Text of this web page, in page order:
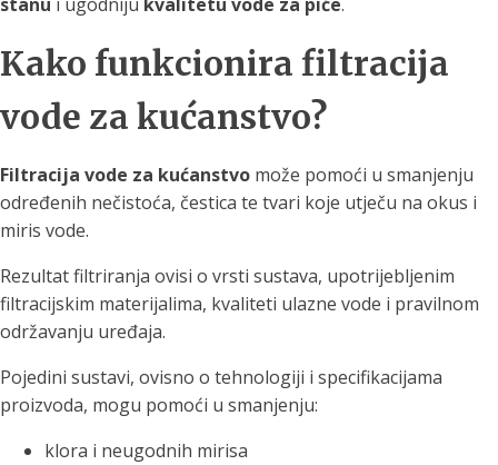
Kako funkcionira filtracija
vode za kućanstvo?
Filtracija vode za kućanstvo može pomoći u smanjenju
određenih nečistoća, čestica te tvari koje utječu na okus i
miris vode.
Rezultat filtriranja ovisi o vrsti sustava, upotrijebljenim
filtracijskim materijalima, kvaliteti ulazne vode i pravilnom
održavanju uređaja.
Pojedini sustavi, ovisno o tehnologiji i specifikacijama
proizvoda, mogu pomoći u smanjenju:
klora i neugodnih mirisa